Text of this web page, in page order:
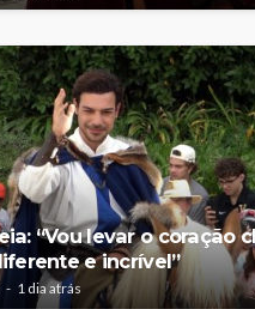
“Vou levar o coração
e incrível”
1 dia atrás